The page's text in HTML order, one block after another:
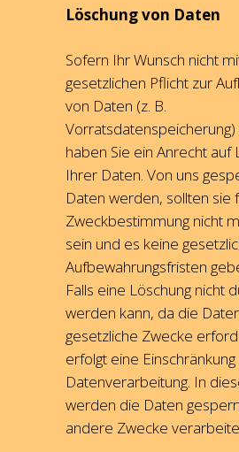
Löschung von Daten
Sofern Ihr Wunsch nicht
gesetzlichen Pflicht zur
von Daten (z. B.
Vorratsdatenspeicherung)
haben Sie ein Anrecht auf
Ihrer Daten. Von uns
Daten werden, sollten sie
Zweckbestimmung nicht
sein und es keine
Aufbewahrungsfristen
Falls eine Löschung nicht
werden kann, da die
gesetzliche Zwecke
erfolgt eine
Datenverarbeitung. In
werden die Daten
andere Zwecke